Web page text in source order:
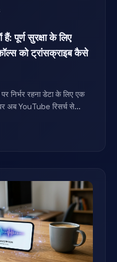
पूर्ण सुरक्षा के लिए
को ट्रांसक्राइब कैसे
निर्भर रहना डेटा के लिए एक
अब YouTube रिसर्च से...